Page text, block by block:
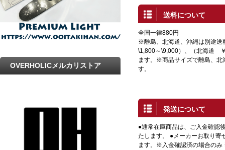
送料について
全国一律880円
※離島、北海道、沖縄は別途送
\1,800～\9,000）、（北海道
ます。※商品サイズで離島、北
す。
発送について
●通常在庫商品は、ご入金確認
たします。 ●メーカーお取り寄
ます。※入金確認済の場合の
OVERHOLICメルカリストア